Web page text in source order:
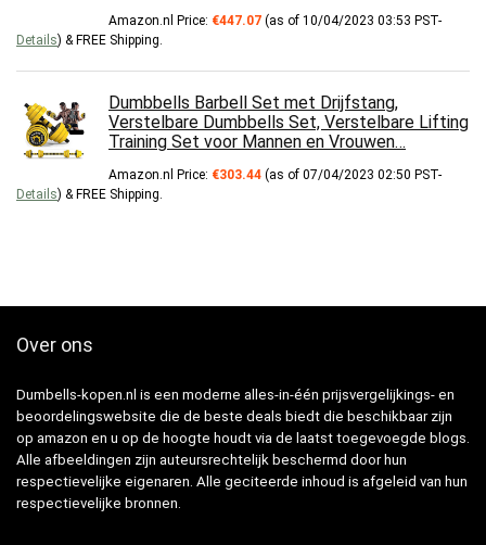
Amazon.nl Price: €447.07 (as of 10/04/2023 03:53 PST-
Details) & FREE Shipping.
Dumbbells Barbell Set met Drijfstang,
Verstelbare Dumbbells Set, Verstelbare Lifting
Training Set voor Mannen en Vrouwen…
Amazon.nl Price: €303.44 (as of 07/04/2023 02:50 PST-
Details) & FREE Shipping.
Over ons
Dumbells-kopen.nl is een moderne alles-in-één prijsvergelijkings- en
beoordelingswebsite die de beste deals biedt die beschikbaar zijn
op amazon en u op de hoogte houdt via de laatst toegevoegde blogs.
Alle afbeeldingen zijn auteursrechtelijk beschermd door hun
respectievelijke eigenaren. Alle geciteerde inhoud is afgeleid van hun
respectievelijke bronnen.